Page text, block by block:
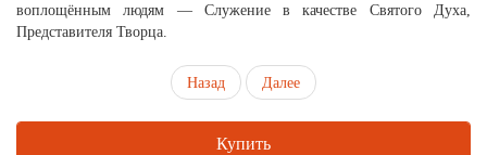
воплощённым людям — Служение в качестве Святого Духа,
Представителя Творца.
Назад Далее
Купить